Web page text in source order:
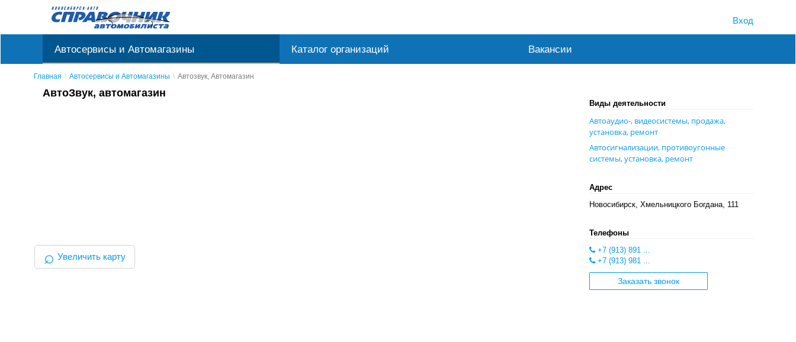
Вход
Автосервисы и Автомагазины Каталог организаций Вакансии
Главная Автосервисы и Автомагазины Автозвук, Автомагазин
АвтоЗвук, автомагазин
⌕ Увеличить карту
Виды деятельности
Автоаудио-, видеосистемы, продажа,
установка, ремонт
Автосигнализации, противоугонные
системы, установка, ремонт
Адрес
Новосибирск, Хмельницкого Богдана, 111
Телефоны
+7 (913) 891 ...
+7 (913) 981 ...
Заказать звонок